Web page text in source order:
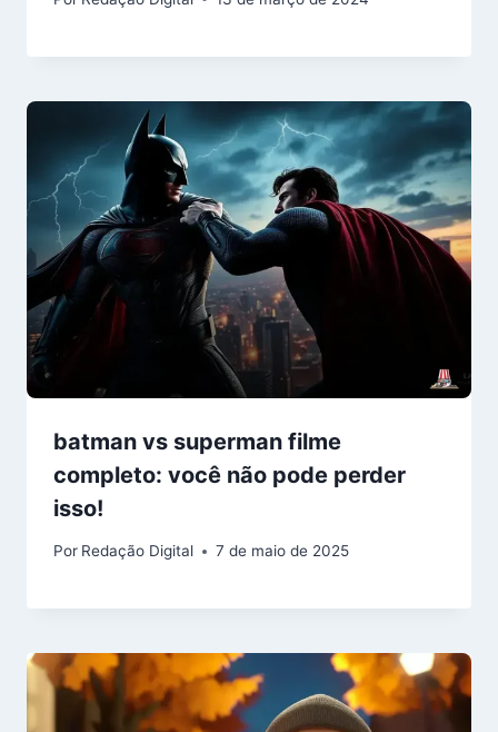
batman vs superman filme
completo: você não pode perder
isso!
Por Redação Digital 7 de maio de 2025